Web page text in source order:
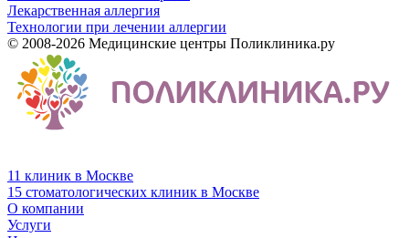
Лекарственная аллергия
Технологии при лечении аллергии
© 2008-2026 Медицинские центры Поликлиника.ру
11 клиник в Москве
15 стоматологических клиник в Москве
О компании
Услуги